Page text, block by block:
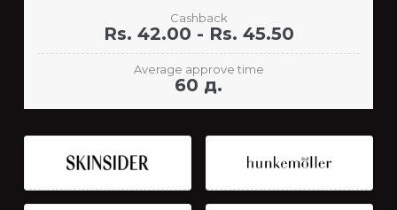
Cashback
Rs. 42.00 - Rs. 45.50
Average approve time
60 д.